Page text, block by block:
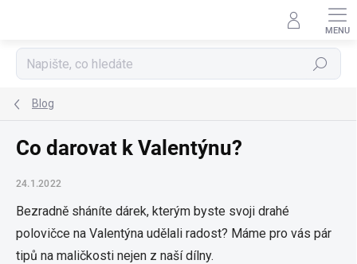
Hledat
Blog
Co darovat k Valentýnu?
24.1.2022
Bezradně sháníte dárek, kterým byste svoji drahé
polovičce na Valentýna udělali radost? Máme pro vás pár
tipů na maličkosti nejen z naší dílny.